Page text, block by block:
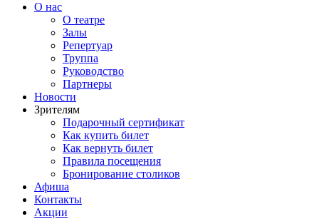
О нас
О театре
Залы
Репертуар
Труппа
Руководство
Партнеры
Новости
Зрителям
Подарочный сертификат
Как купить билет
Как вернуть билет
Правила посещения
Бронирование столиков
Афиша
Контакты
Акции